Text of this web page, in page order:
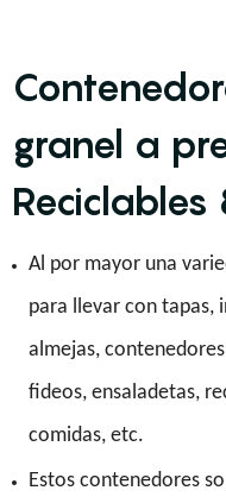
granel a
Al por mayor una
para llevar con tapas,
almejas,
fideos, ensaladetas,
comidas, etc.
Estos contenedores